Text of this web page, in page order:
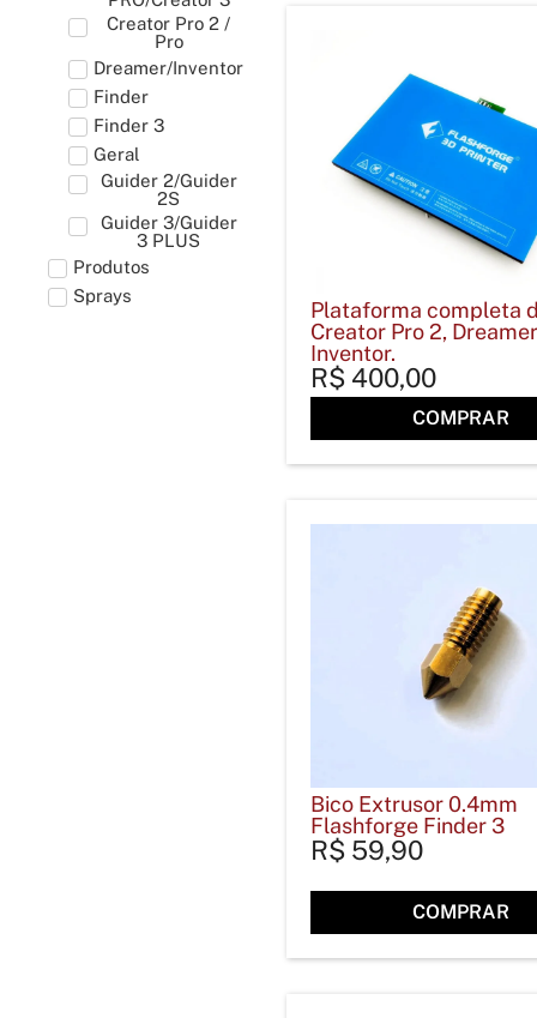
Creator Pro 2 /
Pro
Dreamer/Inventor
Finder
Finder 3
Geral
Guider 2/Guider
2S
Guider 3/Guider
3 PLUS
Produtos
Sprays
Plataforma completa
Creator Pro 2,
Inventor.
R$ 400,00
COMPRAR
Bico Extrusor 0.4mm
Flashforge Finder 3
R$ 59,90
COMPRAR